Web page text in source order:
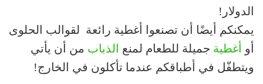
الدولار!
يمكنكم أيضًا أن تصنعوا أغطية رائعة لقوالب الحلوى
أو أغطية جميلة للطعام لمنع الذباب من أن يأتي
ويتطفّل في أطباقكم عندما تأكلون في الخارج!